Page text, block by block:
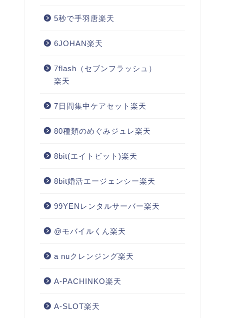
5秒で手羽唐楽天
6JOHAN楽天
7flash（セブンフラッシュ）
楽天
7日間集中ケアセット楽天
80種類のめぐみジュレ楽天
8bit(エイトビット)楽天
8bit婚活エージェンシー楽天
99YENレンタルサーバー楽天
@モバイルくん楽天
a nuクレンジング楽天
A-PACHINKO楽天
A-SLOT楽天